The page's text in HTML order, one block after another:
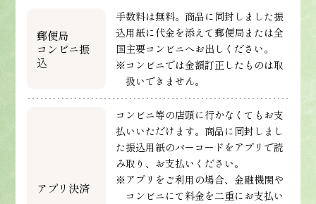
郵便局
コンビニ振
込
手数料は無料。商品に同封しました振
込用紙に代金を添えて郵便局または全
国主要コンビニへお出しください。
※コンビニでは金額訂正したものは取
扱いできません。
アプリ決済
コンビニ等の店頭に行かなくてもお支
払いいただけます。商品に同封しまし
た振込用紙のバーコードをアプリで読
み取り、お支払いください。
※アプリをご利用の場合、金融機関や
コンビニにて料金を二重にお支払い